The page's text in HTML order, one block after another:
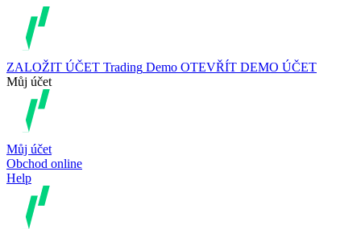
ZALOŽIT ÚČET Trading Demo OTEVŘÍT DEMO ÚČET
Můj účet
Můj účet
Obchod online
Help